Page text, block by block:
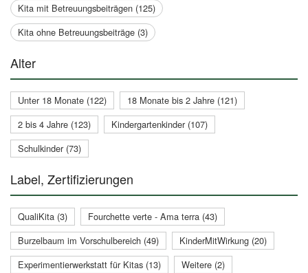
Kita mit Betreuungsbeiträgen (125)
Kita ohne Betreuungsbeiträge (3)
Alter
Unter 18 Monate (122)
18 Monate bis 2 Jahre (121)
2 bis 4 Jahre (123)
Kindergartenkinder (107)
Schulkinder (73)
Label, Zertifizierungen
QualiKita (3)
Fourchette verte - Ama terra (43)
Burzelbaum im Vorschulbereich (49)
KinderMitWirkung (20)
Experimentierwerkstatt für Kitas (13)
Weitere (2)